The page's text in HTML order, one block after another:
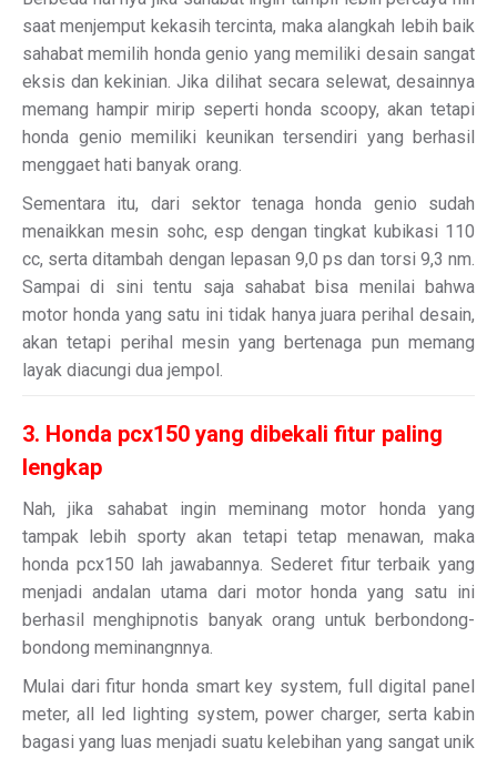
saat menjemput kekasih tercinta, maka alangkah lebih baik
sahabat memilih honda genio yang memiliki desain sangat
eksis dan kekinian. Jika dilihat secara selewat, desainnya
memang hampir mirip seperti honda scoopy, akan tetapi
honda genio memiliki keunikan tersendiri yang berhasil
menggaet hati banyak orang.
Sementara itu, dari sektor tenaga honda genio sudah
menaikkan mesin sohc, esp dengan tingkat kubikasi 110
cc, serta ditambah dengan lepasan 9,0 ps dan torsi 9,3 nm.
Sampai di sini tentu saja sahabat bisa menilai bahwa
motor honda yang satu ini tidak hanya juara perihal desain,
akan tetapi perihal mesin yang bertenaga pun memang
layak diacungi dua jempol.
3. Honda pcx150 yang dibekali fitur paling
lengkap
Nah, jika sahabat ingin meminang motor honda yang
tampak lebih sporty akan tetapi tetap menawan, maka
honda pcx150 lah jawabannya. Sederet fitur terbaik yang
menjadi andalan utama dari motor honda yang satu ini
berhasil menghipnotis banyak orang untuk berbondong-
bondong meminangnnya.
Mulai dari fitur honda smart key system, full digital panel
meter, all led lighting system, power charger, serta kabin
bagasi yang luas menjadi suatu kelebihan yang sangat unik